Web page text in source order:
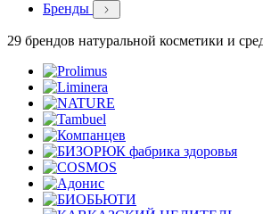
Бренды
29 брендов натуральной косметики и